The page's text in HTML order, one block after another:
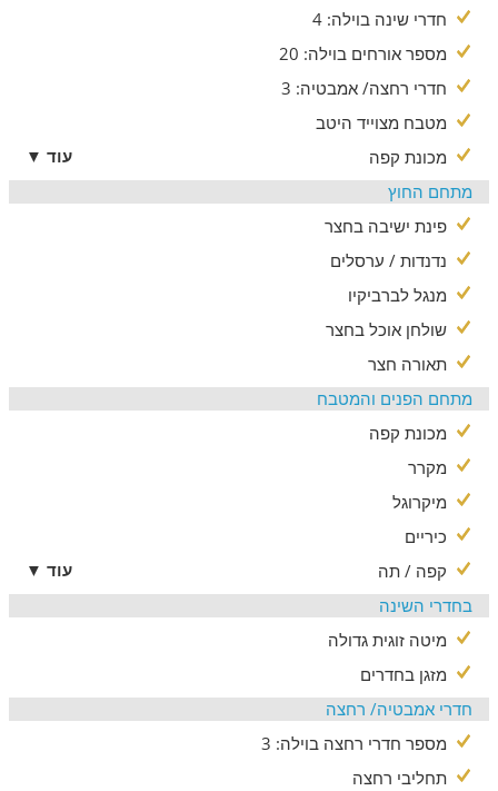
חדרי שינה בוילה: 4
מספר אורחים בוילה: 20
חדרי רחצה/ אמבטיה: 3
מטבח מצוייד היטב
מכונת קפה
עוד ▼
מתחם החוץ
פינת ישיבה בחצר
נדנדות / ערסלים
מנגל לברביקיו
שולחן אוכל בחצר
תאורה חצר
מתחם הפנים והמטבח
מכונת קפה
מקרר
מיקרוגל
כיריים
קפה / תה
עוד ▼
בחדרי השינה
מיטה זוגית גדולה
מזגן בחדרים
חדרי אמבטיה/ רחצה
מספר חדרי רחצה בוילה: 3
תחליבי רחצה